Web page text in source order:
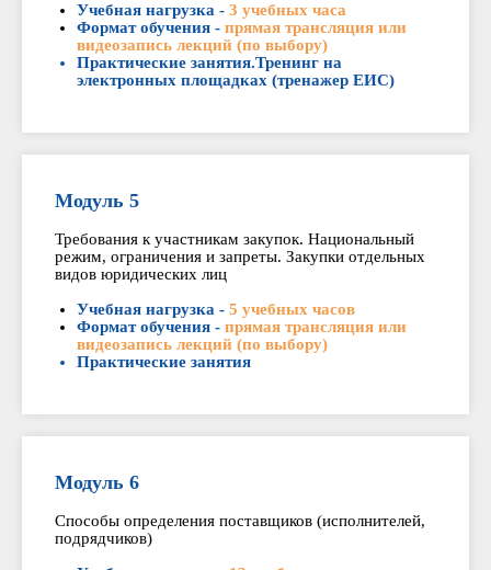
Учебная нагрузка - 3 учебных часа
Формат обучения - прямая трансляция или
видеозапись лекций (по выбору)
Практические занятия.Тренинг на
электронных площадках (тренажер ЕИС)
Модуль 5
Требования к участникам закупок. Национальный
режим, ограничения и запреты. Закупки отдельных
видов юридических лиц
Учебная нагрузка - 5 учебных часов
Формат обучения - прямая трансляция или
видеозапись лекций (по выбору)
Практические занятия
Модуль 6
Способы определения поставщиков (исполнителей,
подрядчиков)